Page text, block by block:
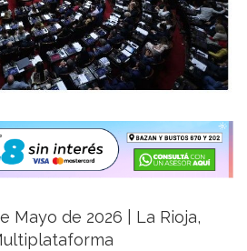
Mayo de 2026 | La Rioja,